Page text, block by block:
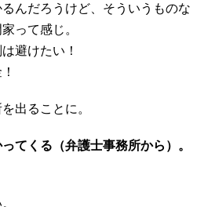
んだろうけど、そういうものな
って感じ。
避けたい！
出ることに。
てくる（弁護士事務所から）。